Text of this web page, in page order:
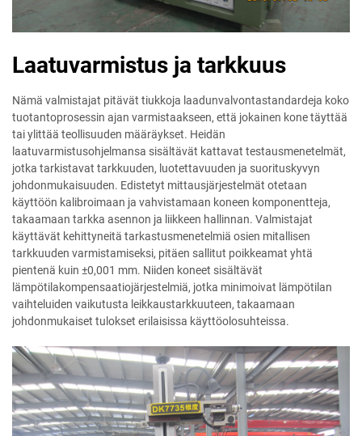
Laatuvarmistus ja tarkkuus
Nämä valmistajat pitävät tiukkoja laadunvalvontastandardeja koko
tuotantoprosessin ajan varmistaakseen, että jokainen kone täyttää
tai ylittää teollisuuden määräykset. Heidän
laatuvarmistusohjelmansa sisältävät kattavat testausmenetelmät,
jotka tarkistavat tarkkuuden, luotettavuuden ja suorituskyvyn
johdonmukaisuuden. Edistetyt mittausjärjestelmät otetaan
käyttöön kalibroimaan ja vahvistamaan koneen komponentteja,
takaamaan tarkka asennon ja liikkeen hallinnan. Valmistajat
käyttävät kehittyneitä tarkastusmenetelmiä osien mitallisen
tarkkuuden varmistamiseksi, pitäen sallitut poikkeamat yhtä
pientenä kuin ±0,001 mm. Niiden koneet sisältävät
lämpötilakompensaatiojärjestelmiä, jotka minimoivat lämpötilan
vaihteluiden vaikutusta leikkaustarkkuuteen, takaamaan
johdonmukaiset tulokset erilaisissa käyttöolosuhteissa.